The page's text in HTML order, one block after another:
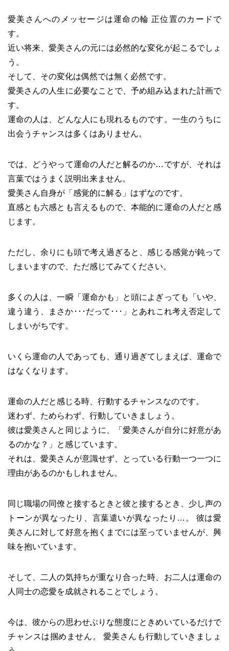
愛美さんへのメッセージは運命の輪 正位置のカードで
す。
近い将来、愛美さんの元には必然的な変化が起こるでしょ
う。
そして、その変化は偶然では無く必然です。
愛美さんの人生に必要なことで、予め組み込まれた計画で
す。
運命の人は、どんな人にも現れるものです。一生のうちに
出会うチャンスは多くはありません。
では、どうやって運命の人だと解るのか…ですが、それは
言葉ではうまく説明出来ません。
愛美さん自身が「感覚的に解る」はずなのです。
直感とも六感とも言えるもので、本能的に運命の人だと感
じます。
ただし、余りにも頭で考え過ぎると、感じる感覚が鈍って
しまいますので、ただ感じてみてください。
多くの人は、一瞬「運命かも」と頭によぎっても「いや、
違う違う、まさか･･･だって･･･」とあれこれ考え否定して
しまいがちです。
いくら運命の人であっても、通り過ぎてしまえば、運命で
はなくなります。
運命の人だと感じる時、行動するチャンスなのです。
迷わず、ためらわず、行動していきましょう。
彼は愛美さんと同じように、「愛美さんが自分に好意があ
るのかな？」と感じています。
それは、愛美さんが意識せず、とっている行動一つ一つに
理由があるのかもしれません。
同じ職場の同僚と接するときと彼と接するとき、少し声の
トーンが異なったり、言葉遣いが異なったり…。 彼は愛
美さんに対して好意を抱くまでには至っていませんが、興
味を抱いています。
そして、二人の気持ちが重なり合った時、お二人は運命の
人同士の恋愛を成就されることでしょう。
今は、彼からの思わせぶりな態度にときめいているだけで
チャンスは掴めません。 愛美さんも行動していきましょ